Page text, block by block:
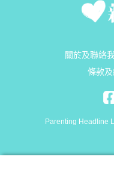
關於及聯絡
條款及
Parenting Headline